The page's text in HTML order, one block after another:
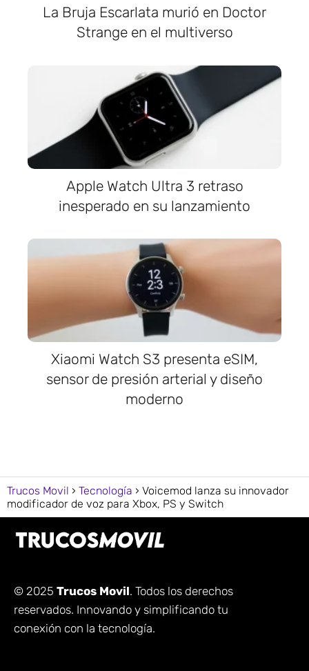
La Bruja Escarlata murió en Doctor
Strange en el multiverso
Apple Watch Ultra 3 retraso
inesperado en su lanzamiento
Xiaomi Watch S3 presenta eSIM,
sensor de presión arterial y diseño
moderno
Trucos Movil Tecnología
Voicemod lanza su innovador
modificador de voz para Xbox, PS y Switch
© 2025 Trucos Movil. Todos los derechos
reservados. Innovando y simplificando tu
conexión con la tecnología.